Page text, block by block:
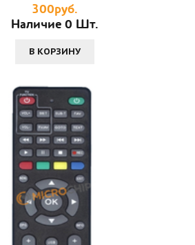
300руб.
Наличие 0 Шт.
В КОРЗИНУ